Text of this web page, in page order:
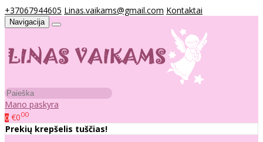
+37067944605 Linas.vaikams@gmail.com Kontaktai
Navigacija
Mano paskyra
0 €000
Prekių krepšelis tuščias!